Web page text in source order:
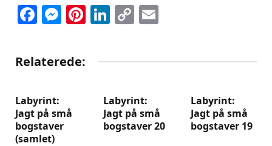
Facebook
Messenger
Pinterest
LinkedIn
Copy
Relaterede:
Labyrint:
Jagt på små
bogstaver
(samlet)
Labyrint:
Jagt på små
bogstaver 20
Labyrint:
Jagt på små
bogstaver 19